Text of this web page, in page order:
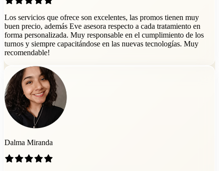
Los servicios que ofrece son excelentes, las promos tienen muy
buen precio, además Eve asesora respecto a cada tratamiento en
forma personalizada. Muy responsable en el cumplimiento de los
turnos y siempre capacitándose en las nuevas tecnologías. Muy
recomendable!
Dalma Miranda